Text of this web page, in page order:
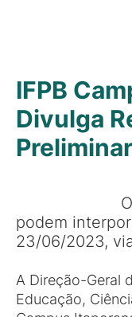
IFPB
Divulga
podem
23/06/2023,
A Direção-Geral
Educação,